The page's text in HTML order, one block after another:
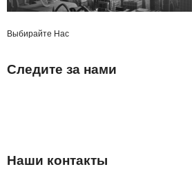
Выбирайте Нас
Следите за нами
Наши контакты